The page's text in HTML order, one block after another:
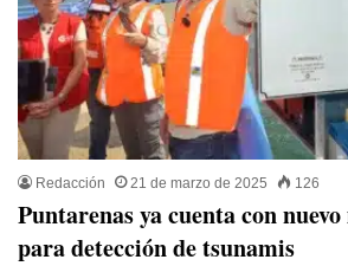
Redacción 21 de marzo de 2025 126
Puntarenas ya cuenta con
para detección de tsunamis